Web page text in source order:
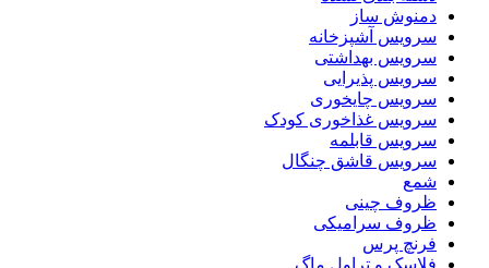
دمنوش ساز
سرویس آشپزخانه
سرویس بهداشتی
سرویس پذیرایی
سرویس چایخوری
سرویس غذاخوری کودک
سرویس قابلمه
سرویس قاشق چنگال
شمع
ظروف چینی
ظروف سرامیکی
فرنچ پرس
فلاسک و تراول ماگ